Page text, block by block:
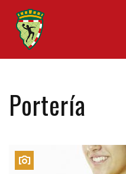
Portería